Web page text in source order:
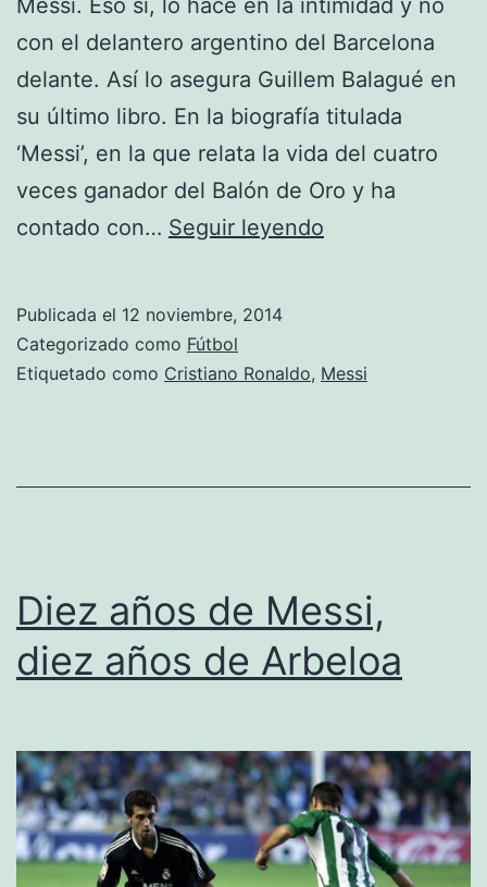
Messi. Eso sí, lo hace en la intimidad y no
con el delantero argentino del Barcelona
delante. Así lo asegura Guillem Balagué en
su último libro. En la biografía titulada
‘Messi’, en la que relata la vida del cuatro
veces ganador del Balón de Oro y ha
contado con… Seguir leyendo
a
Publicada el 12 noviembre, 2014
Categorizado como Fútbol
Etiquetado como Cristiano Ronaldo, Messi
Diez años de Messi,
diez años de Arbeloa